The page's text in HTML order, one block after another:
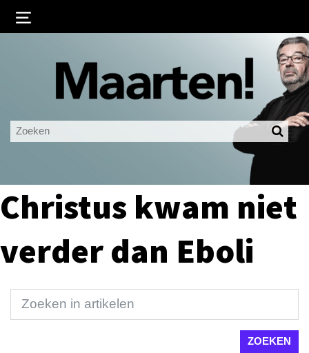
Ingelogd blijven
LOGIN
Christus kwam niet
verder dan Eboli